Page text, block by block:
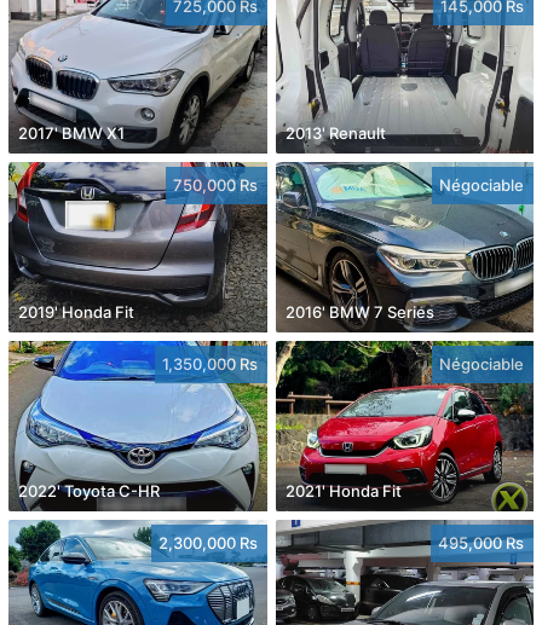
725,000 Rs
2017' BMW X1
145,000 Rs
2013' Renault
750,000 Rs
2019' Honda Fit
Négociable
2016' BMW 7 Series
1,350,000 Rs
2022' Toyota C-HR
Négociable
2021' Honda Fit
2,300,000 Rs 495,000 Rs